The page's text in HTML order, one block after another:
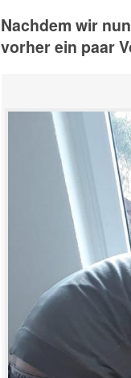
Nachdem wir
vorher ein paar